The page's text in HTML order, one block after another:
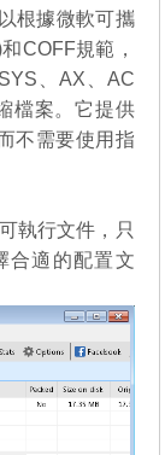
根據微軟可攜
COFF規範，
、AX、AC
檔案。它提供
不需要使用指
執行文件，只
合適的配置文